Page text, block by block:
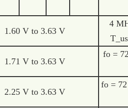
1.60 V to 3.63 V
4
1.71 V to 3.63 V
fo =
2.25 V to 3.63 V
fo =